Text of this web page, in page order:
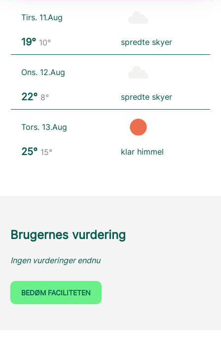
Tirs. 11.Aug
19° 10° spredte skyer
Ons. 12.Aug
22° 8° spredte skyer
Tors. 13.Aug
25° 15° klar himmel
Brugernes vurdering
Ingen vurderinger endnu
BEDØM FACILITETEN